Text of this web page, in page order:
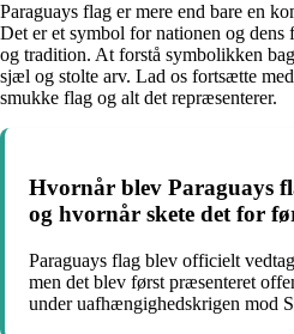
Paraguays flag er mere end bare en
Det er et symbol for nationen og
og tradition. At forstå symbolikken
sjæl og stolte arv. Lad os fortsætte
smukke flag og alt det repræsenterer.
Hvornår blev Paraguays
og hvornår skete det for
Paraguays flag blev officielt
men det blev først præsenteret
under uafhængighedskrigen mod